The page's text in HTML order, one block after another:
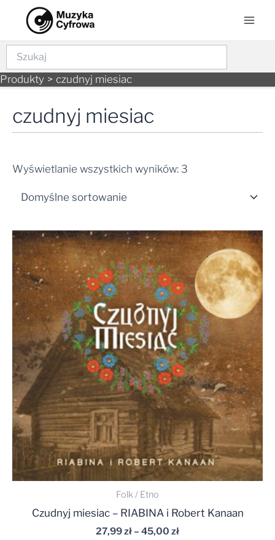
content
Szukaj
Produkty czudnyj miesiac
czudnyj miesiac
Wyświetlanie wszystkich wyników: 3
Folk / Etno
Czudnyj miesiac – RIABINA i Robert Kanaan
27,99zł– 45,00 zł
Zakres
27,99 zł
do
45,00 zł